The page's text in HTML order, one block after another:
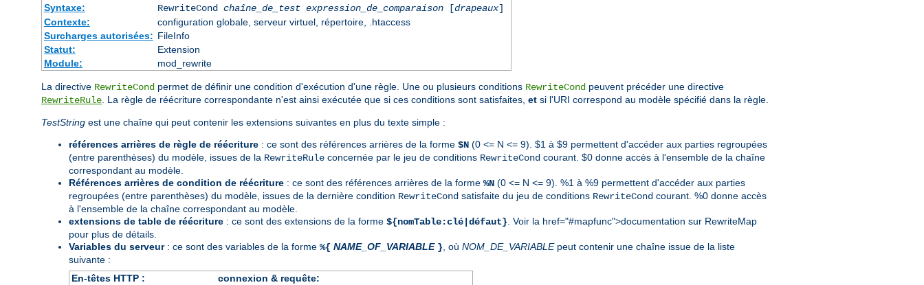
Syntaxe:
RewriteCond chaîne_de_test expression_de_comparaison[drapeaux]
Contexte:
configuration globale, serveur virtuel, répertoire, .htaccess
Surcharges autorisées: FileInfo
Statut:
Extension
Module:
mod_rewrite
La directive RewriteCond permet de définir une condition d'exécution d'une règle. Une ou plusieurs conditions RewriteCond peuvent précéder une directive
RewriteRule . La règle de réécriture correspondante n'est ainsi exécutée que si ces conditions sont satisfaites, et si l'URI correspond au modèle spécifié dans la règle.
TestString est une chaîne qui peut contenir les extensions suivantes en plus du texte simple :
références arrières de règle de réécriture : ce sont des références arrières de la forme $N (0 <= N <= 9). $1 à $9 permettent d'accéder aux parties regroupées
(entre parenthèses) du modèle, issues de la RewriteRule concernée par le jeu de conditions RewriteCond courant. $0 donne accès à l'ensemble de la chaîne
correspondant au modèle.
Références arrières de condition de réécriture : ce sont des références arrières de la forme %N (0 <= N <= 9). %1 à %9 permettent d'accéder aux parties
regroupées (entre parenthèses) du modèle, issues de la dernière condition RewriteCond satisfaite du jeu de conditions RewriteCond courant. %0 donne accès
à l'ensemble de la chaîne correspondant au modèle.
extensions de table de réécriture : ce sont des extensions de la forme ${nomTable:clé|défaut} . Voir la href="#mapfunc">documentation sur RewriteMap
pour plus de détails.
Variables du serveur: ce sont des variables de la forme %{ NAME_OF_VARIABLE } , où NOM_DE_VARIABLEpeut contenir une chaîne issue de la liste
suivante :
En-têtes HTTP :
connexion & requête: